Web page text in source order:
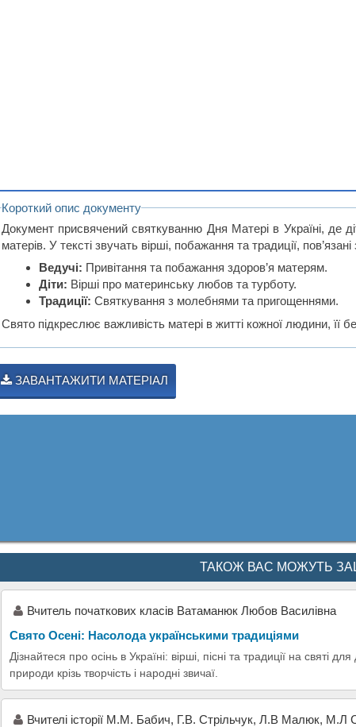
Короткий опис документу
Документ присвячений святкуванню Дня Матері в Україні, де
матерів. У тексті звучать вірші, побажання та традиції,
Ведучі: Привітання та побажання здоров’я матерям.
Діти: Вірші про материнську любов та турботу.
Традиції: Святкування з молебнями та пригощеннями.
Свято підкреслює важливість матері в житті кожної людини, її
ЗАВАНТАЖИТИ МАТЕРІАЛ
ТАКОЖ ВАС МОЖУТЬ
Вчитель початкових класів Ватаманюк Любов Василівна
Свято Осені: Насолода українськими традиціями
Дізнайтеся про осінь в Україні: вірші, пісні та традиції на святі
природи крізь творчість і народні звичаї.
Вчителі історії М.М. Бабич, Г.В. Стрільчук, Л.В Малюк, М.Л